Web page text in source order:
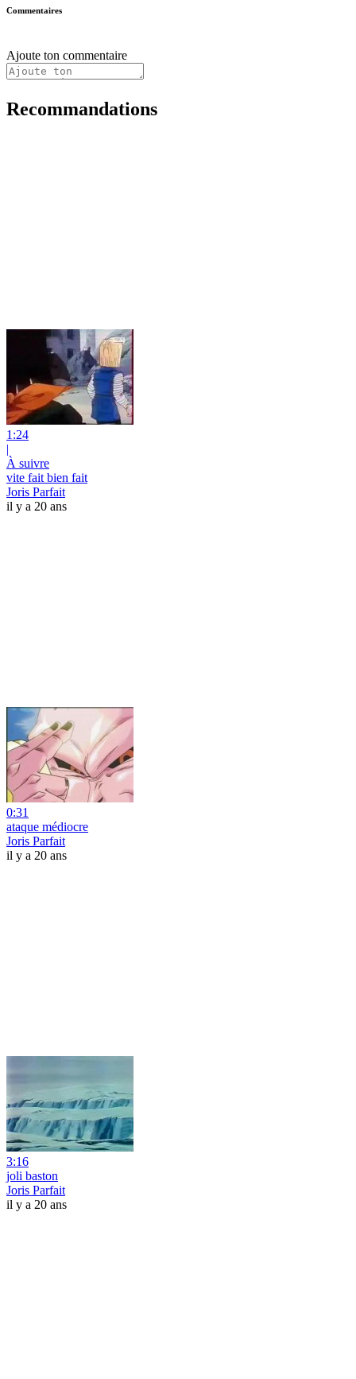
Commentaires
Ajoute ton commentaire
Recommandations
1:24
|
À suivre
vite fait bien fait
Joris Parfait
il y a 20 ans
0:31
ataque médiocre
Joris Parfait
il y a 20 ans
3:16
joli baston
Joris Parfait
il y a 20 ans